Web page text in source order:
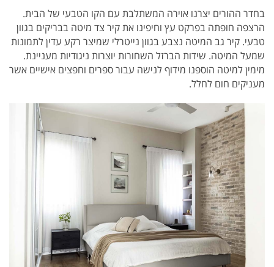
בחדר ההורים יצרנו אוירה המשתלבת עם הקו הטבעי של הבית.
הרצפה חופתה בפרקט עץ וחיפינו את קיר צד מיטה בבריקים בגוון
טבעי. קיר גב המיטה נצבע בגוון נייטרלי שמיצר רקע עדין לתמונות
שמעל המיטה. שידות הברזל השחורות יוצרות ניגודיות מעניינת.
מימין למיטה הוספנו מידוף לנישה עבור ספרים וחפצים אישיים אשר
מעניקים חום לחלל.